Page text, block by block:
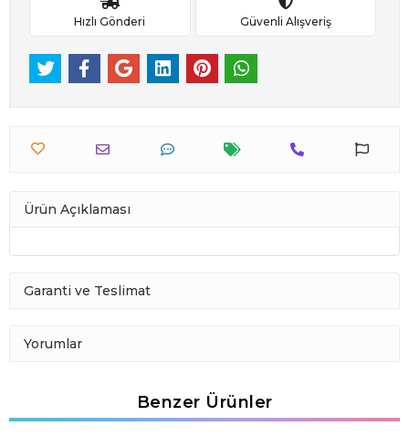
Hızlı Gönderi Güvenli Alışveriş
Ürün Açıklaması
Garanti ve Teslimat
Yorumlar
Benzer Ürünler